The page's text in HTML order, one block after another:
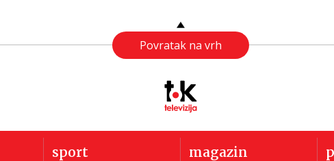
Povratak na vrh
sport magazin